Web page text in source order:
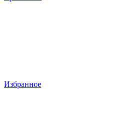
Избранное